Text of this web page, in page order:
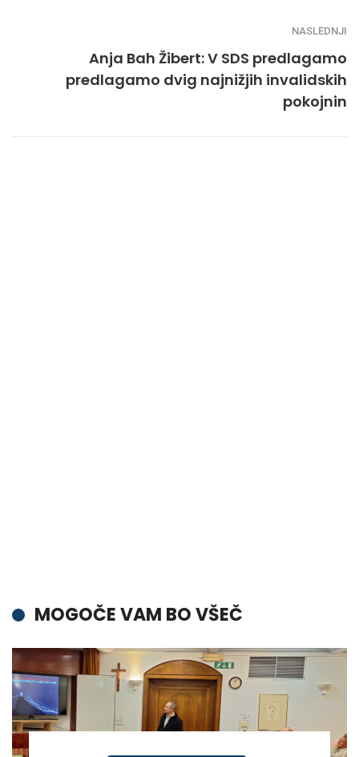
NASLEDNJI
Anja Bah Žibert: V SDS predlagamo
predlagamo dvig najnižjih invalidskih
pokojnin
MOGOČE VAM BO VŠEČ